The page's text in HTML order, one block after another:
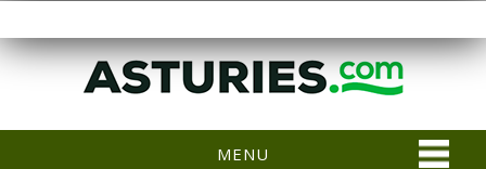
MENU